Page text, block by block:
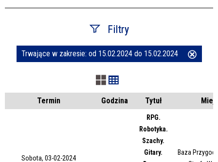
Filtry
Szukana fraza
Kategoria
Trwające w zakresie: od 15.02.2024 do 15.02.2024
Termin Godzina Tytuł
Sobota, 03-02-2024
RPG.
Robotyka.
Szachy.
Gitary.
Baza